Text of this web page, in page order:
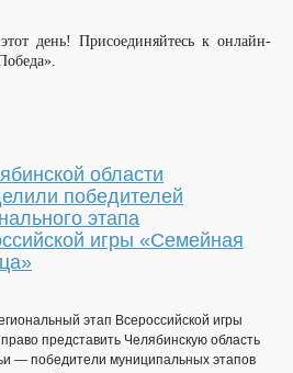
день! Присоединяйтесь к онлайн-
области
победителей
этапа
игры «Семейная
этап Всероссийской игры
представить Челябинскую область
— победители муниципальных этапов